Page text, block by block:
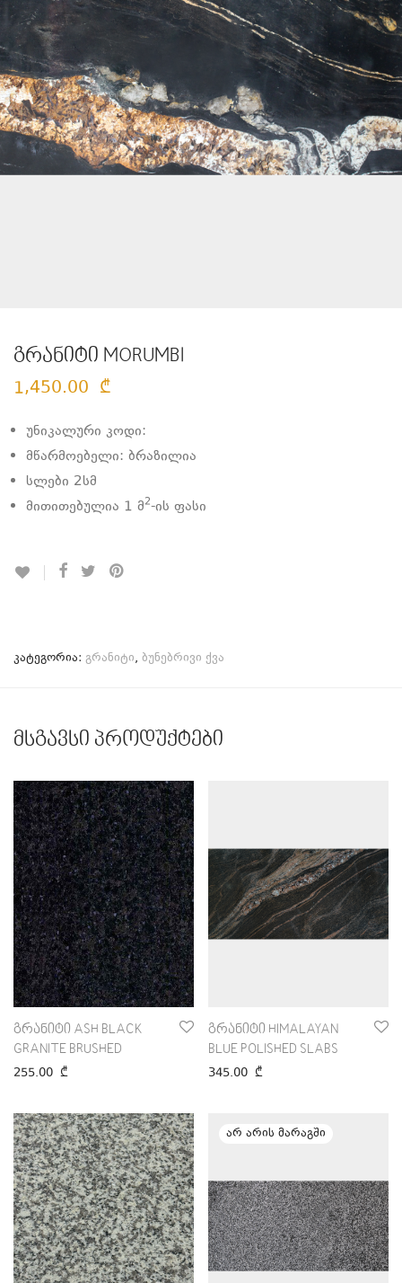
გრანიტი MORUMBI
1,450.00 ₾
უნიკალური კოდი:
მწარმოებელი: ბრაზილია
სლები 2სმ
მითითებულია 1 მ2-ის ფასი
კატეგორია: გრანიტი, ბუნებრივი ქვა
მსგავსი პროდუქტები
გრანიტი ASH BLACK
GRANITE BRUSHED
255.00 ₾
გრანიტი HIMALAYAN
BLUE POLISHED SLABS
345.00 ₾